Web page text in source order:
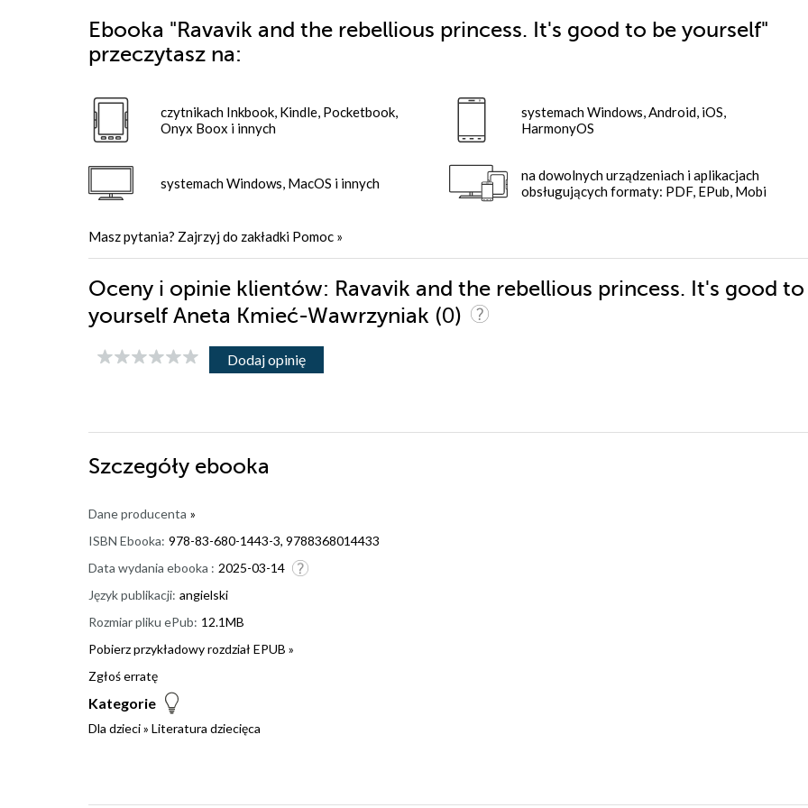
Ebooka "Ravavik and the rebellious princess. It's good to be yourself"
przeczytasz na:
czytnikach Inkbook, Kindle, Pocketbook,
Onyx Boox i innych
systemach Windows, MacOS i innych
systemach Windows, Android, iOS,
HarmonyOS
na dowolnych urządzeniach i aplikacjach
obsługujących formaty: PDF, EPub, Mobi
Masz pytania? Zajrzyj do zakładki Pomoc »
Oceny i opinie klientów: Ravavik and the rebellious princess. It's good to
yourself Aneta Kmieć-Wawrzyniak (0)
Dodaj opinię
Szczegóły ebooka
Dane producenta »
ISBN Ebooka: 978-83-680-1443-3, 9788368014433
Data wydania ebooka : 2025-03-14
Język publikacji: angielski
Rozmiar pliku ePub: 12.1MB
Pobierz przykładowy rozdział EPUB »
Zgłoś erratę
Kategorie
Dla dzieci» Literatura dziecięca